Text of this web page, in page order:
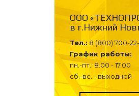
ООО
в г.Нижний
Тел.: 8 (800) 700-22-
График работы:
пн.-пт.: 8.00 - 17.00
сб.-вс. - выходной